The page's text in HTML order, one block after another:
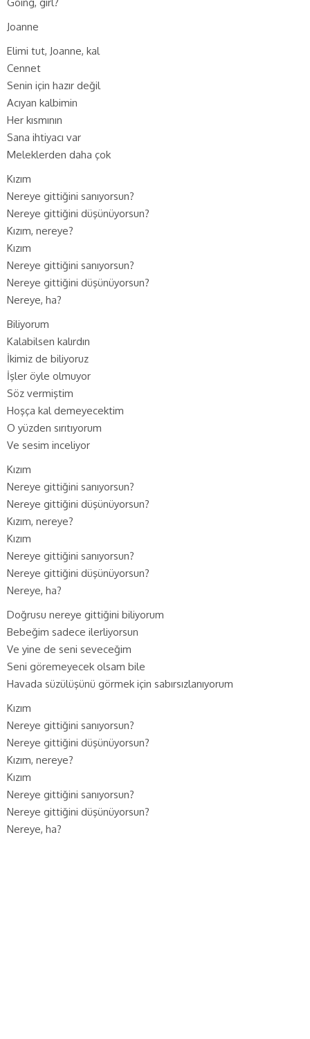
Joanne
Elimi tut, Joanne, kal
Cennet
Senin için hazır değil
Acıyan kalbimin
Her kısmının
Sana ihtiyacı var
Meleklerden daha çok
Kızım
Nereye gittiğini sanıyorsun?
Nereye gittiğini düşünüyorsun?
Kızım, nereye?
Kızım
Nereye gittiğini sanıyorsun?
Nereye gittiğini düşünüyorsun?
Nereye, ha?
Biliyorum
Kalabilsen kalırdın
İkimiz de biliyoruz
İşler öyle olmuyor
Söz vermiştim
Hoşça kal demeyecektim
O yüzden sırıtıyorum
Ve sesim inceliyor
Kızım
Nereye gittiğini sanıyorsun?
Nereye gittiğini düşünüyorsun?
Kızım, nereye?
Kızım
Nereye gittiğini sanıyorsun?
Nereye gittiğini düşünüyorsun?
Nereye, ha?
Doğrusu nereye gittiğini biliyorum
Bebeğim sadece ilerliyorsun
Ve yine de seni seveceğim
Seni göremeyecek olsam bile
Havada süzülüşünü görmek için sabırsızlanıyorum
Kızım
Nereye gittiğini sanıyorsun?
Nereye gittiğini düşünüyorsun?
Kızım, nereye?
Kızım
Nereye gittiğini sanıyorsun?
Nereye gittiğini düşünüyorsun?
Nereye, ha?